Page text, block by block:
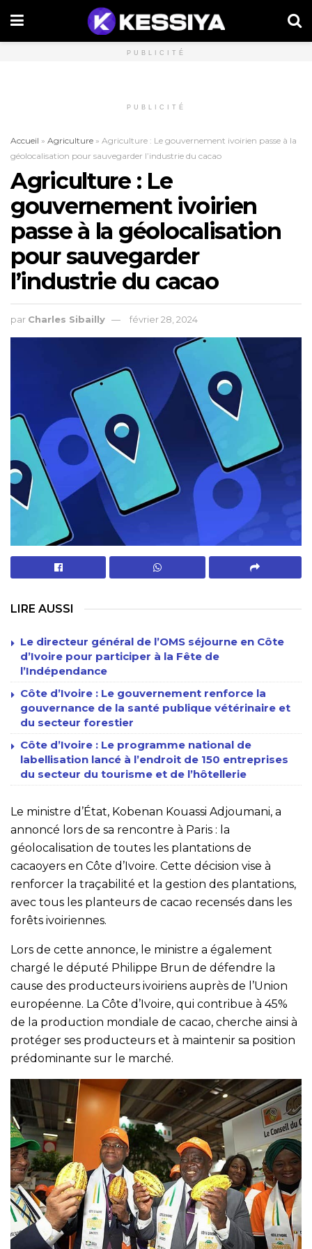
PUBLICITÉ
PUBLICITÉ
Accueil » Agriculture » Agriculture : Le gouvernement ivoirien passe à la
géolocalisation pour sauvegarder l’industrie du cacao
Agriculture : Le
gouvernement ivoirien
passe à la géolocalisation
pour sauvegarder
l’industrie du cacao
par Charles Sibailly février 28, 2024
LIRE AUSSI
Le directeur général de l’OMS séjourne en Côte
d’Ivoire pour participer à la Fête de
l’Indépendance
Côte d’Ivoire : Le gouvernement renforce la
gouvernance de la santé publique vétérinaire et
du secteur forestier
Côte d’Ivoire : Le programme national de
labellisation lancé à l’endroit de 150 entreprises
du secteur du tourisme et de l’hôtellerie
Le ministre d’État, Kobenan Kouassi Adjoumani, a
annoncé lors de sa rencontre à Paris : la
géolocalisation de toutes les plantations de
cacaoyers en Côte d’Ivoire. Cette décision vise à
renforcer la traçabilité et la gestion des plantations,
avec tous les planteurs de cacao recensés dans les
forêts ivoiriennes.
Lors de cette annonce, le ministre a également
chargé le député Philippe Brun de défendre la
cause des producteurs ivoiriens auprès de l’Union
européenne. La Côte d’Ivoire, qui contribue à 45%
de la production mondiale de cacao, cherche ainsi à
protéger ses producteurs et à maintenir sa position
prédominante sur le marché.